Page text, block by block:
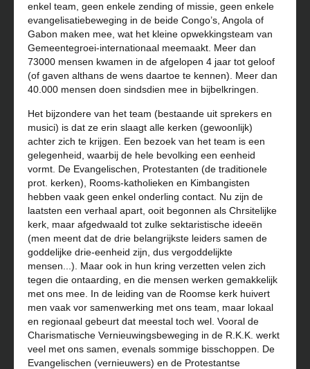
enkel team, geen enkele zending of missie, geen enkele
evangelisatiebeweging in de beide Congo’s, Angola of
Gabon maken mee, wat het kleine opwekkingsteam van
Gemeentegroei-internationaal meemaakt. Meer dan
73000 mensen kwamen in de afgelopen 4 jaar tot geloof
(of gaven althans de wens daartoe te kennen). Meer dan
40.000 mensen doen sindsdien mee in bijbelkringen.
Het bijzondere van het team (bestaande uit sprekers en
musici) is dat ze erin slaagt alle kerken (gewoonlijk)
achter zich te krijgen. Een bezoek van het team is een
gelegenheid, waarbij de hele bevolking een eenheid
vormt. De Evangelischen, Protestanten (de traditionele
prot. kerken), Rooms-katholieken en Kimbangisten
hebben vaak geen enkel onderling contact. Nu zijn de
laatsten een verhaal apart, ooit begonnen als Chrsitelijke
kerk, maar afgedwaald tot zulke sektaristische ideeën
(men meent dat de drie belangrijkste leiders samen de
goddelijke drie-eenheid zijn, dus vergoddelijkte
mensen...). Maar ook in hun kring verzetten velen zich
tegen die ontaarding, en die mensen werken gemakkelijk
met ons mee. In de leiding van de Roomse kerk huivert
men vaak vor samenwerking met ons team, maar lokaal
en regionaal gebeurt dat meestal toch wel. Vooral de
Charismatische Vernieuwingsbeweging in de R.K.K. werkt
veel met ons samen, evenals sommige bisschoppen. De
Evangelischen (vernieuwers) en de Protestantse